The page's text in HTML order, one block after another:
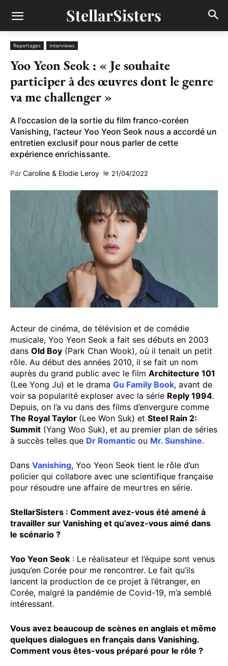
StellarSisters
Reportages Interviews
Yoo Yeon Seok : « Je souhaite
participer à des œuvres dont le genre
va me challenger »
A l'occasion de la sortie du film franco-coréen
Vanishing, l'acteur Yoo Yeon Seok nous a accordé un
entretien exclusif pour nous parler de cette
expérience enrichissante.
ParCaroline & Elodie Leroy le 21/04/2022
Acteur de cinéma, de télévision et de comédie
musicale, Yoo Yeon Seok a fait ses débuts en 2003
dans Old Boy (Park Chan Wook), où il tenait un petit
rôle. Au début des années 2010, il se fait un nom
auprès du grand public avec le film Architecture 101
(Lee Yong Ju) et le drama Gu Family Book, avant de
voir sa popularité exploser avec la série Reply 1994.
Depuis, on l’a vu dans des films d’envergure comme
The Royal Taylor (Lee Won Suk) et Steel Rain 2:
Summit (Yang Woo Suk), et au premier plan de séries
à succès telles que Dr Romantic ou Mr. Sunshine.
Dans Vanishing, Yoo Yeon Seok tient le rôle d’un
policier qui collabore avec une scientifique française
pour résoudre une affaire de meurtres en série.
StellarSisters : Comment avez-vous été amené à
travailler sur Vanishing et qu’avez-vous aimé dans
le scénario ?
Yoo Yeon Seok : Le réalisateur et l’équipe sont venus
jusqu’en Corée pour me rencontrer. Le fait qu’ils
lancent la production de ce projet à l’étranger, en
Corée, malgré la pandémie de Covid-19, m’a semblé
intéressant.
Vous avez beaucoup de scènes en anglais et même
quelques dialogues en français dans Vanishing.
Comment vous êtes-vous préparé pour le rôle ?